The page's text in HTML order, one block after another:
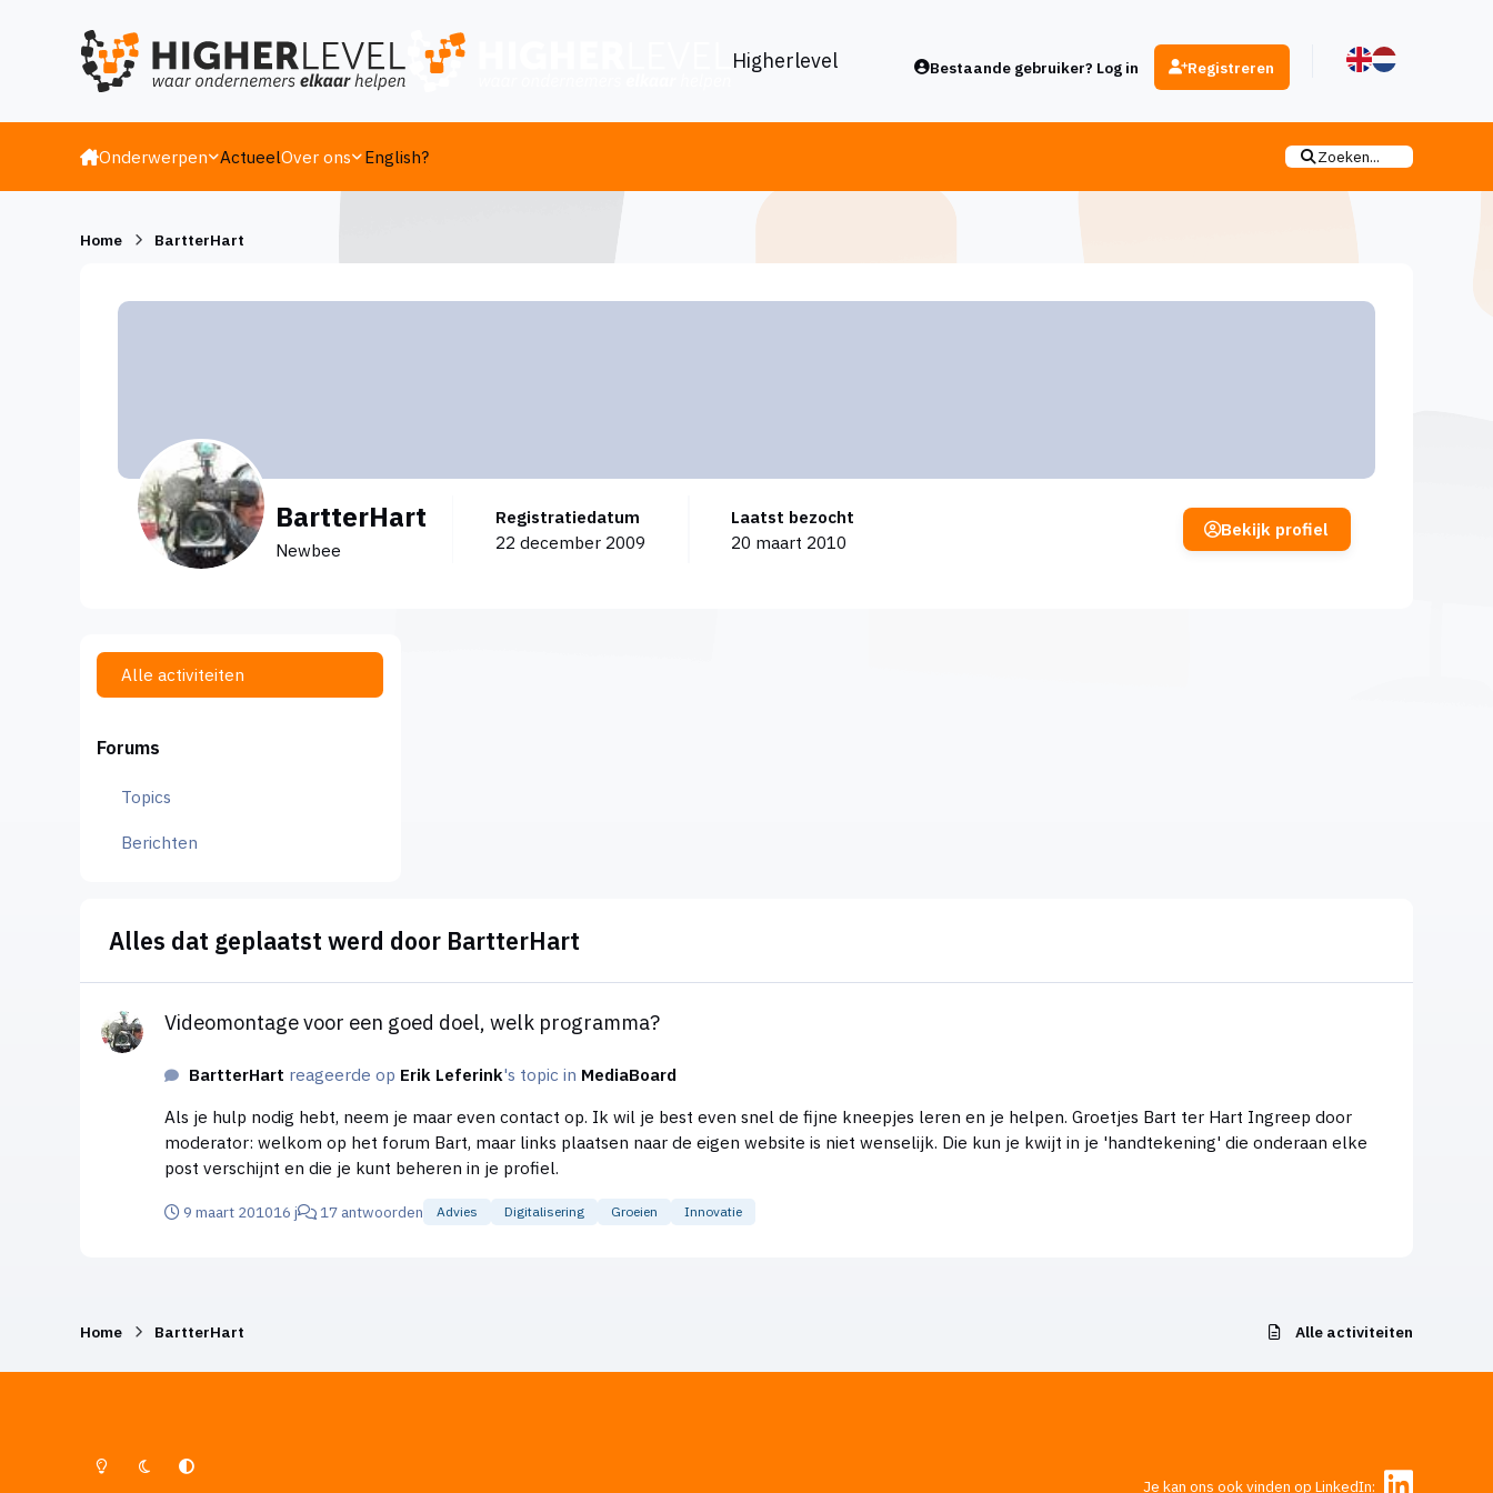
Higherlevel Bestaande gebruiker? Log in Registreren
Onderwerpen ActueelOver ons English? Zoeken...
Home BartterHart
BartterHart
Newbee
Registratiedatum
22 december 2009
Laatst bezocht
20 maart 2010
Bekijk profiel
Alle activiteiten
Forums
Topics
Berichten
Alles dat geplaatst werd door BartterHart
Videomontage voor een goed doel, welk programma?
BartterHart reageerde op Erik Leferink's topic in MediaBoard
Als je hulp nodig hebt, neem je maar even contact op. Ik wil je best even snel de fijne kneepjes leren en je helpen. Groetjes Bart ter Hart Ingreep door
moderator: welkom op het forum Bart, maar links plaatsen naar de eigen website is niet wenselijk. Die kun je kwijt in je 'handtekening' die onderaan elke
post verschijnt en die je kunt beheren in je profiel.
9 maart 201016 j 17 antwoorden Advies Digitalisering Groeien Innovatie
Home BartterHart Alle activiteiten
Lichte ModusDonkere ModusSysteemvoorkeur
Je kan ons ook vinden op LinkedIn: